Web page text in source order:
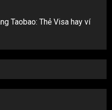
Taobao: Thẻ Visa hay ví